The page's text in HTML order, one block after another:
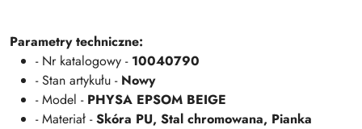
Parametry techniczne:
- Nr katalogowy - 10040790
- Stan artykułu - Nowy
- Model - PHYSA EPSOM BEIGE
- Materiał -Skóra PU, Stal chromowana, Pianka